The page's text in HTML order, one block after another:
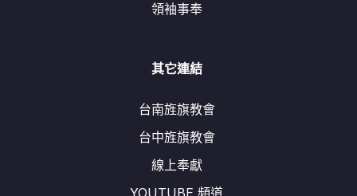
領袖事奉
其它連結
台南旌旗教會
台中旌旗教會
線上奉獻
YOUTUBE 頻道